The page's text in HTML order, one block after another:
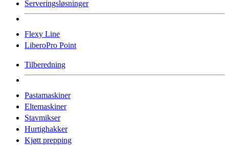
Serveringsløsninger
Flexy Line
LiberoPro Point
Tilberedning
Pastamaskiner
Eltemaskiner
Stavmikser
Hurtighakker
Kjøtt prepping